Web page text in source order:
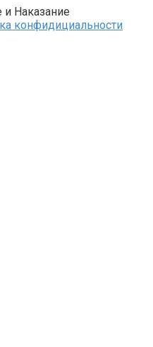
Наказание
конфидициальности